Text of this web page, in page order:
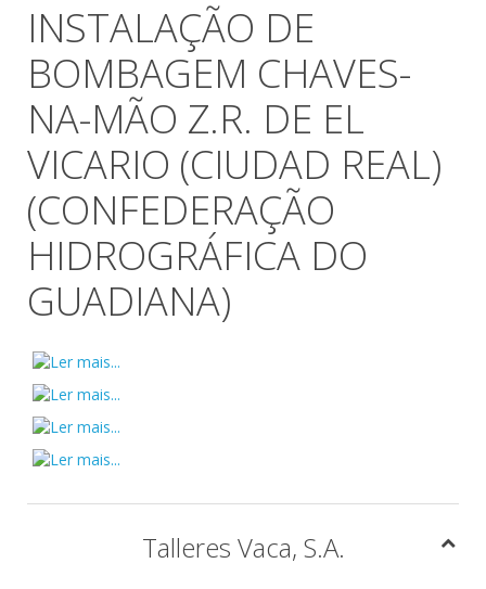
INSTALAÇÃO DE
BOMBAGEM CHAVES-
NA-MÃO Z.R. DE EL
VICARIO (CIUDAD REAL)
(CONFEDERAÇÃO
HIDROGRÁFICA DO
GUADIANA)
Talleres Vaca, S.A.